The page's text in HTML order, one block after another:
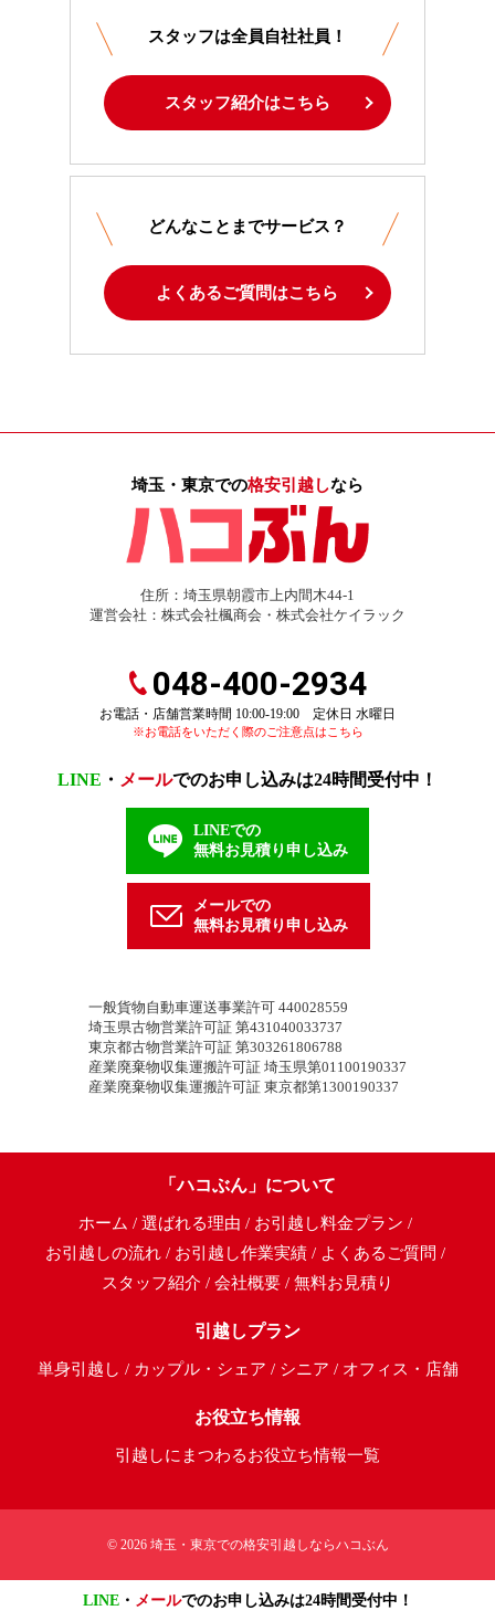
スタッフは全員自社社員！
スタッフ紹介はこちら
どんなことまでサービス？
よくあるご質問はこちら
埼玉・東京での格安引越しなら
住所：埼玉県朝霞市上内間木44-1
運営会社：株式会社楓商会・株式会社ケイラック
048-400-2934
お電話・店舗営業時間 10:00-19:00 定休日 水曜日
※お電話をいただく際のご注意点はこちら
LINE ・ メールでのお申し込みは24時間受付中！
LINEでの
無料お見積り申し込み
メールでの
無料お見積り申し込み
一般貨物自動車運送事業許可 440028559
埼玉県古物営業許可証 第431040033737
東京都古物営業許可証 第303261806788
産業廃棄物収集運搬許可証 埼玉県第01100190337
産業廃棄物収集運搬許可証 東京都第1300190337
「ハコぶん」について
ホーム 選ばれる理由
お引越し料金プラン
お引越しの流れ
お引越し作業実績
よくあるご質問
スタッフ紹介
会社概要 無料お見積り
引越しプラン
単身引越し カップル・シェア シニア オフィス・店舗
お役立ち情報
引越しにまつわるお役立ち情報一覧
© 2026 埼玉・東京での格安引越しならハコぶん
LINE・ メールでのお申し込みは24時間受付中！